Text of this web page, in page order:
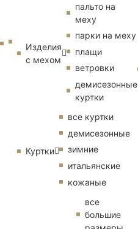
Изделия
с мехом
пальто на
меху
парки на меху
плащи
ветровки
демисезонные
куртки
Куртки
все куртки
демисезонные
зимние
итальянские
кожаные
все
большие